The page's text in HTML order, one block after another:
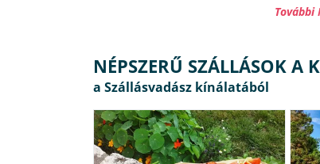
További
NÉPSZERŰ SZÁLLÁSOK A